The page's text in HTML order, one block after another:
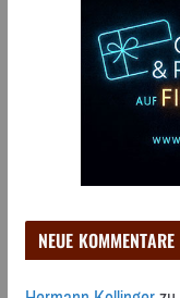
NEUE KOMMENTARE